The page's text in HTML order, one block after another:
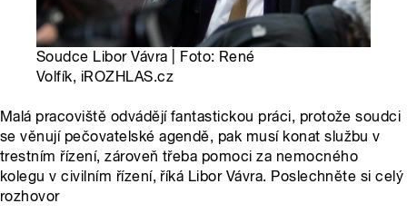
Soudce Libor Vávra | Foto: René
Volfík, iROZHLAS.cz
Malá pracoviště odvádějí fantastickou práci, protože soudci
se věnují pečovatelské agendě, pak musí konat službu v
trestním řízení, zároveň třeba pomoci za nemocného
kolegu v civilním řízení, říká Libor Vávra. Poslechněte si celý
rozhovor